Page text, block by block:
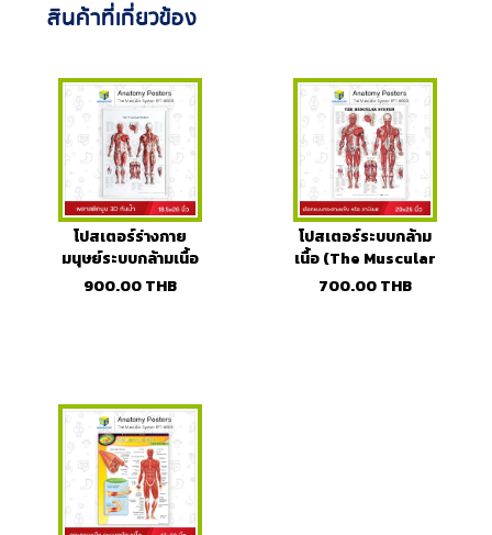
สินค้าที่เกี่ยวข้อง
โปสเตอร์ร่างกาย
มนุษย์ระบบกล้ามเนื้อ
(แบบนูน3D)
900.00THB
โปสเตอร์ระบบกล้าม
เนื้อ (The Muscular
System)
700.00THB